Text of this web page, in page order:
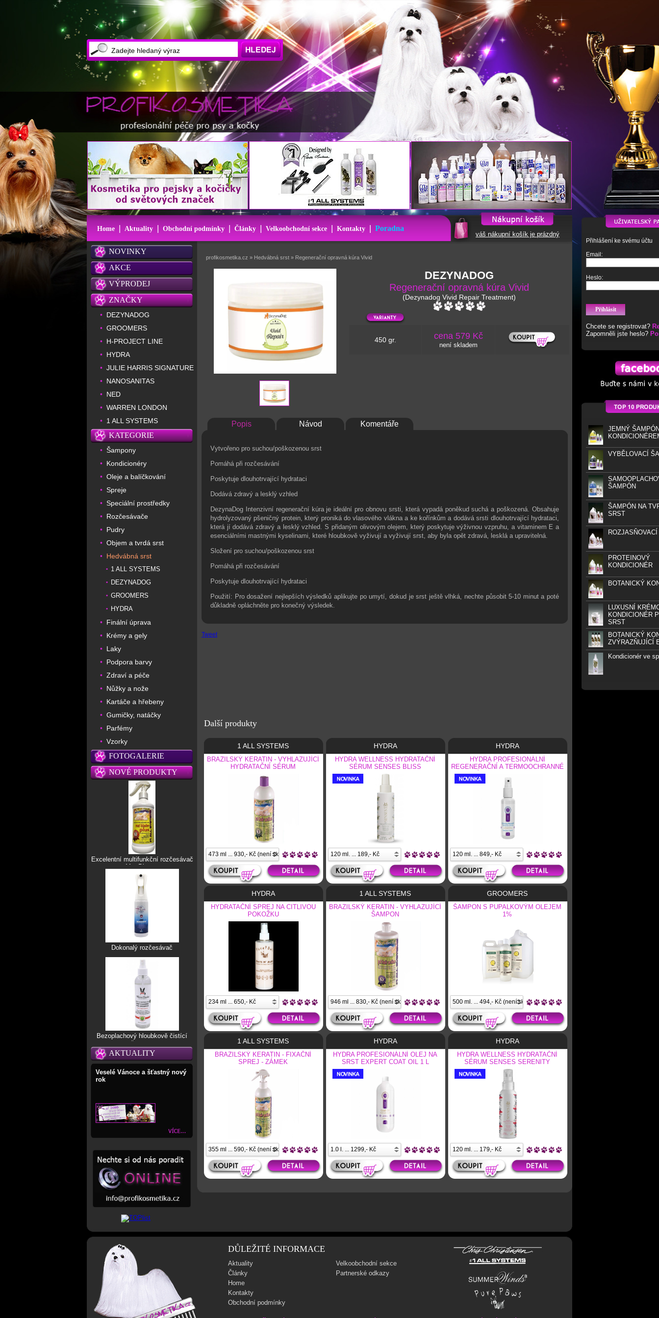
váš nákupní košík je prázdný
Přihlášení ke svému účtu
Email:
Heslo:
Chcete se registrovat?
Zapomněli jste heslo?
JEMNÝ
VYBĚLOVACÍ
ŠAMPÓN
ŠAMPÓN NA
SRST
PROTEINOVÝ
KONDICIONÉR
BOTANICKÝ
LUXUSNÍ
KONDICIONÉR
SRST
BOTANICKÝ
ZVÝRAZŇUJÍCÍ
Kondicionér ve
Home | Aktuality | Obchodní podmínky | Články | Velkoobchodní sekce | Kontakty | Poradna
NOVINKY
AKCE
VÝPRODEJ
ZNAČKY
• DEZYNADOG
• GROOMERS
• H-PROJECT LINE
• HYDRA
• JULIE HARRIS SIGNATURE
• NANOSANITAS
• NED
• WARREN LONDON
• 1 ALL SYSTEMS
KATEGORIE
• Šampony
• Kondicionéry
• Oleje a balíčkování
• Spreje
• Speciální prostředky
• Rozčesávače
• Pudry
• Objem a tvrdá srst
• Hedvábná srst
• 1 ALL SYSTEMS
• DEZYNADOG
• GROOMERS
• HYDRA
• Finální úprava
• Krémy a gely
• Laky
• Podpora barvy
• Zdraví a péče
• Nůžky a nože
• Kartáče a hřebeny
• Gumičky, natáčky
• Parfémy
• Vzorky
FOTOGALERIE
NOVÉ PRODUKTY
Excelentní multifunkční rozčesávač
Mat Blaster
Dokonalý rozčesávač
Bezoplachový hloubkově čistící
šampon
AKTUALITY
Veselé Vánoce a šťastný nový
rok
profikosmetika.cz » Hedvábná srst » Regenerační opravná kúra Vivid
DEZYNADOG
Regenerační opravná kúra Vivid
(Dezynadog Vivid Repair Treatment)
450 gr. cena 579 Kč
není skladem
Popis Návod Komentáře
Vytvořeno pro suchou/poškozenou srst
Pomáhá při rozčesávání
Poskytuje dlouhotrvající hydrataci
Dodává zdravý a lesklý vzhled
DezynaDog Intenzivní regenerační kúra je ideální pro obnovu srsti, která vypadá poněkud suchá a poškozená. Obsahuje
hydrolyzovaný pšeničný protein, který proniká do vlasového vlákna a ke kořínkům a dodává srsti dlouhotrvající hydrataci,
která jí dodává zdravý a lesklý vzhled. S přidaným olivovým olejem, který poskytuje výživnou vzpruhu, a vitaminem E a
esenciálními mastnými kyselinami, které hloubkově vyživují a vyživují srst, aby byla opět zdravá, lesklá a upravitelná.
Složení pro suchou/poškozenou srst
Pomáhá při rozčesávání
Poskytuje dlouhotrvající hydrataci
Použití: Pro dosažení nejlepších výsledků aplikujte po umytí, dokud je srst ještě vlhká, nechte působit 5-10 minut a poté
důkladně opláchněte pro konečný výsledek.
Tweet
Další produkty
1 ALL SYSTEMS
BRAZILSKÝ KERATIN - VYHLAZUJÍCÍ
HYDRATAČNÍ SÉRUM
HYDRA
HYDRA WELLNESS HYDRATAČNÍ
SÉRUM SENSES BLISS
HYDRA
HYDRA PROFESIONÁLNÍ
REGENERAČNÍ A TERMOOCHRANNÉ
SÉRUM – LESK 120 ML.
HYDRA
HYDRATAČNÍ SPREJ NA CITLIVOU
POKOŽKU
1 ALL SYSTEMS
BRAZILSKÝ KERATIN - VYHLAZUJÍCÍ
ŠAMPON
GROOMERS
ŠAMPON S PUPALKOVÝM OLEJEM
1%
1 ALL SYSTEMS
BRAZILSKÝ KERATIN - FIXAČNÍ
SPREJ - ZÁMEK
HYDRA
HYDRA PROFESIONÁLNÍ OLEJ NA
SRST EXPERT COAT OIL 1 L
HYDRA
HYDRA WELLNESS HYDRATAČNÍ
SÉRUM SENSES SERENITY
DŮLEŽITÉ INFORMACE
Aktuality
Články
Home
Kontakty
Obchodní podmínky
Velkoobchodní sekce
Partnerské odkazy